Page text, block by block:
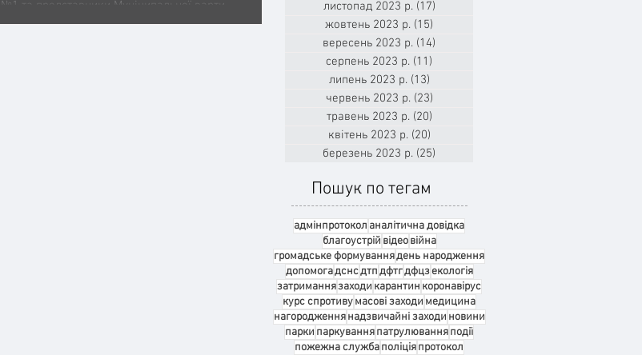
№1 та представники Муніципальної варти
продовжують...
листопад 2023 р. (17)
жовтень 2023 р. (15)
вересень 2023 р. (14)
серпень 2023 р. (11)
липень 2023 р. (13)
червень 2023 р. (23)
травень 2023 р. (20)
квітень 2023 р. (20)
березень 2023 р. (25)
Пошук по тегам
адмінпротокол аналітична довідка
благоустрій відео війна
громадське формуваннядень народження
допомогадснсдтпдфтгдфцзекологія
затриманнязаходи карантин коронавірус
курс спротивумасові заходи медицина
нагородження надзвичайні заходи новини
парки паркуванняпатрулюванняподії
пожежна службаполіціяпротокол